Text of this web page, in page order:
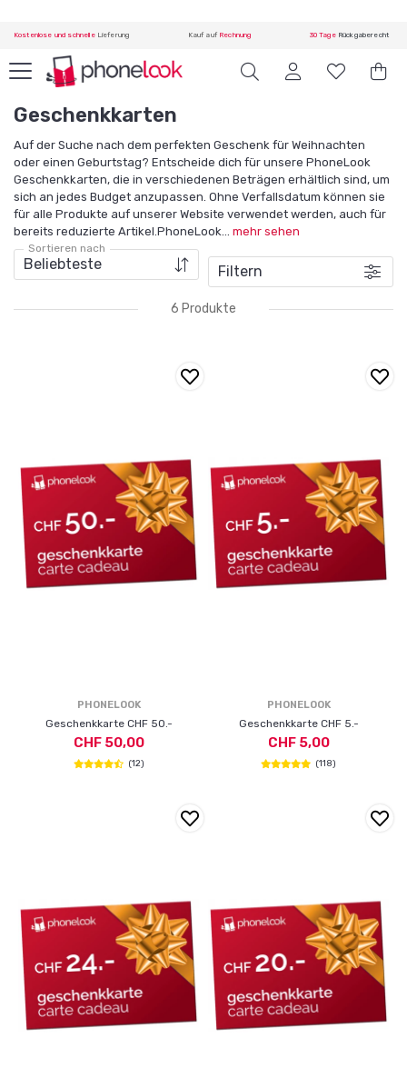
Kostenlose und schnelleLieferung Kauf auf Rechnung 30 TageRückgaberecht
Geschenkkarten
Auf der Suche nach dem perfekten Geschenk für Weihnachten
oder einen Geburtstag? Entscheide dich für unsere PhoneLook
Geschenkkarten, die in verschiedenen Beträgen erhältlich sind, um
sich an jedes Budget anzupassen. Ohne Verfallsdatum können sie
für alle Produkte auf unserer Website verwendet werden, auch für
bereits reduzierte Artikel.PhoneLook... mehr sehen
Sortieren nach
Filtern
6 Produkte
PHONELOOK
Geschenkkarte CHF 50.-
CHF 50,00
(12)
PHONELOOK
Geschenkkarte CHF 5.-
CHF 5,00
(118)